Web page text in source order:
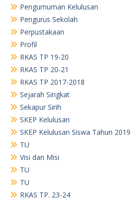
Pengumuman Kelulusan
Pengurus Sekolah
Perpustakaan
Profil
RKAS TP 19-20
RKAS TP 20-21
RKAS TP 2017-2018
Sejarah Singkat
Sekapur Sirih
SKEP Kelulusan
SKEP Kelulusan Siswa Tahun 2019
TU
Visi dan Misi
TU
TU
RKAS TP. 23-24